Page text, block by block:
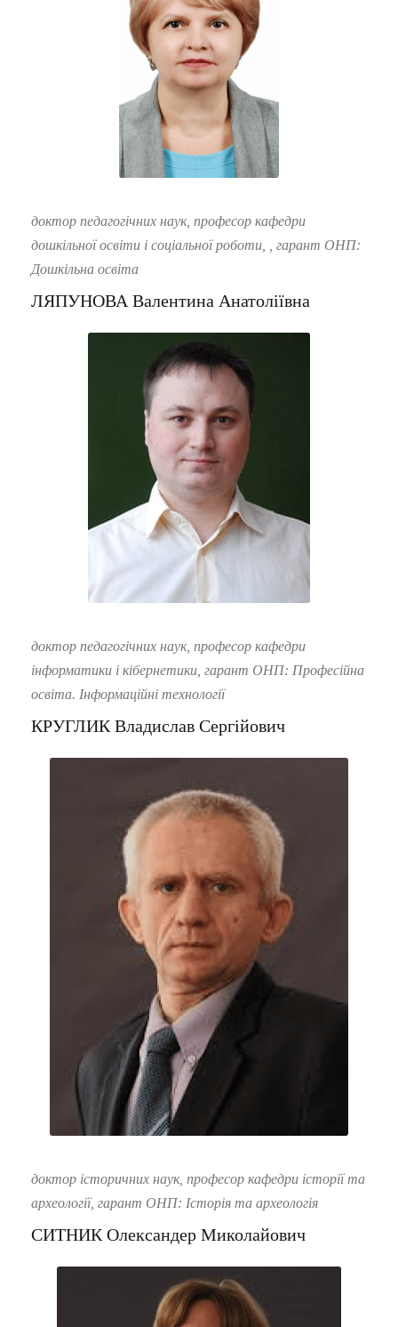
доктор педагогічних наук, професор кафедри
дошкільної освіти і соціальної роботи, , гарант ОНП:
Дошкільна освіта
ЛЯПУНОВА Валентина Анатоліївна
доктор педагогічних наук, професор кафедри
інформатики і кібернетики, гарант ОНП: Професійна
освіта. Інформаційні технології
КРУГЛИК Владислав Сергійович
доктор історичних наук, професор кафедри історії та
археології, гарант ОНП: Історія та археологія
СИТНИК Олександер Миколайович